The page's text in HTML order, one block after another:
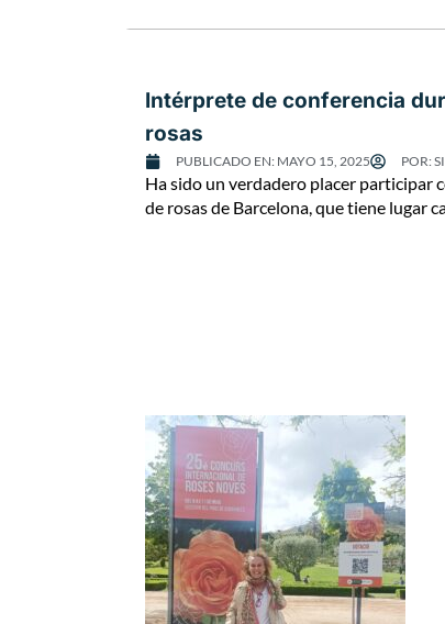
Intérprete de conferencia
rosas
PUBLICADO EN: MAYO 15, 2025 POR:
Ha sido un verdadero placer participar
de rosas de Barcelona, que tiene lugar